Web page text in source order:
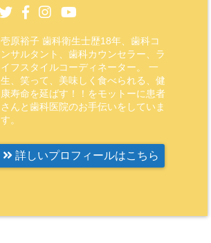
壱原裕子 歯科衛生士歴18年、歯科コ
ンサルタント、歯科カウンセラー、ラ
イフスタイルコーディネーター。 一
生、笑って、美味しく食べられる、健
康寿命を延ばす！！をモットーに患者
さんと歯科医院のお手伝いをしていま
す。
詳しいプロフィールはこちら